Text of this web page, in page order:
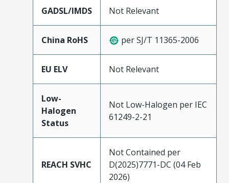
GADSL/IMDS Not Relevant
China RoHS per SJ/T 11365-2006
EU ELV Not Relevant
Low-
Halogen
Status
Not Low-Halogen per IEC
61249-2-21
REACH SVHC
Not Contained per
D(2025)7771-DC (04 Feb
2026)